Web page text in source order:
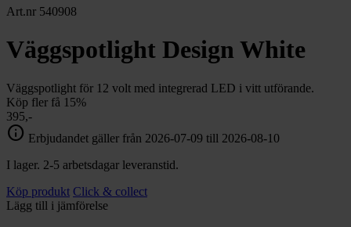
Art.nr 540908
Väggspotlight Design White
Väggspotlight för 12 volt med integrerad LED i vitt utförande.
Köp fler få 15%
395,-
info Erbjudandet gäller från 2026-07-09 till 2026-08-10
I lager. 2-5 arbetsdagar leveranstid.
Köp produkt Click & collect
Lägg till i jämförelse